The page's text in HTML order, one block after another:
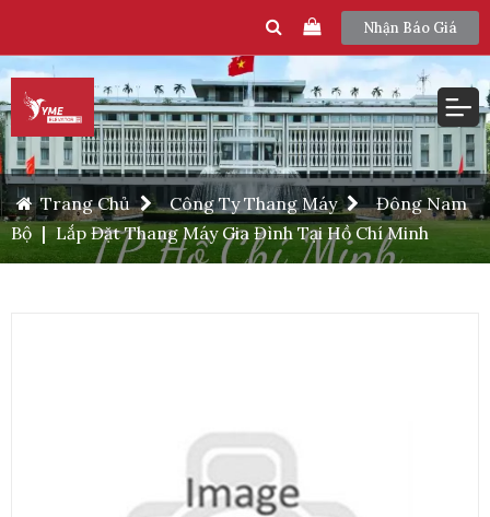
Nhận Báo Giá
Trang Chủ Công Ty Thang Máy
Đông Nam
Bộ | Lắp Đặt Thang Máy Gia Đình Tại Hồ Chí Minh